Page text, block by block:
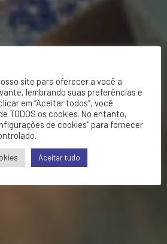
site para oferecer a você a
lembrando suas preferências e
em “Aceitar todos”, você
TODOS os cookies. No entanto,
de cookies" para fornecer
Aceitar tudo